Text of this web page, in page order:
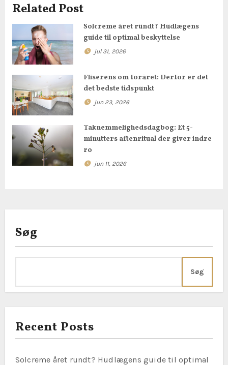
n
a
v
i
g
a
t
i
Related Post
Solcreme året rundt? Hudlægens
guide til optimal beskyttelse
jul 31, 2026
Fliserens om foråret: Derfor er det
det bedste tidspunkt
jun 23, 2026
Taknemmelighedsdagbog: Et 5-
minutters aftenritual der giver indre
ro
jun 11, 2026
Søg
Søg
Recent Posts
Solcreme året rundt? Hudlægens guide til optimal